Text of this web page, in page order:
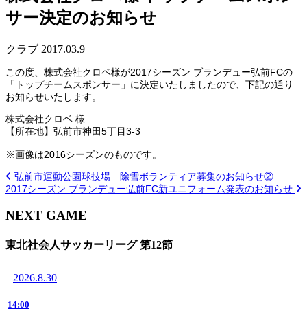
サー決定のお知らせ
クラブ 2017.03.9
この度、株式会社クロベ様が2017シーズン ブランデュー弘前FCの
「トップチームスポンサー」に決定いたしましたので、下記の通り
お知らせいたします。
株式会社クロベ 様
【所在地】弘前市神田5丁目3-3
※画像は2016シーズンのものです。
弘前市運動公園球技場 除雪ボランティア募集のお知らせ②
2017シーズン ブランデュー弘前FC新ユニフォーム発表のお知らせ
NEXT GAME
東北社会人サッカーリーグ 第12節
2026.8.30
14:00